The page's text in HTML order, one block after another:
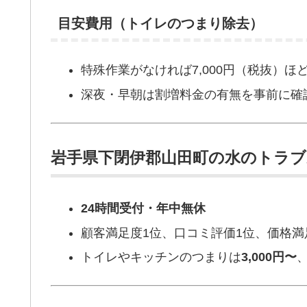
目安費用（トイレのつまり除去）
特殊作業がなければ7,000円（税抜）ほ
深夜・早朝は割増料金の有無を事前に確
岩手県下閉伊郡山田町の水のトラ
24時間受付・年中無休
顧客満足度1位、口コミ評価1位、価格
トイレやキッチンのつまりは3,000円〜